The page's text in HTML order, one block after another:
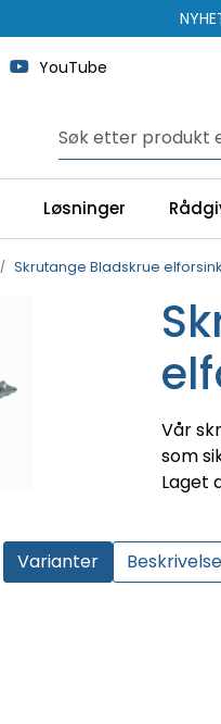
YouTube
Løsninger
Skrutange Bladskrue
Vår
som
Laget
Varianter Beskrivelse